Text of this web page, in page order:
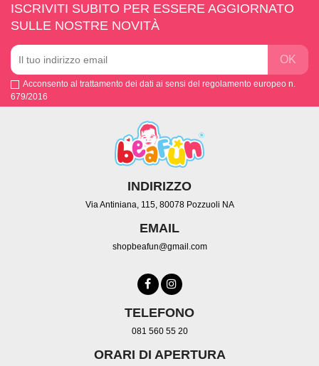
ISCRIVITI SUBITO PER ESSERE AGGIORNATO
SULLE NOSTRE NOVITÀ
Acconsento al trattamento dei dati ai sensi del regolamento europeo n.
679/2016
INDIRIZZO
Via Antiniana, 115, 80078 Pozzuoli NA
EMAIL
shopbeafun@gmail.com
TELEFONO
081 560 55 20
ORARI DI APERTURA